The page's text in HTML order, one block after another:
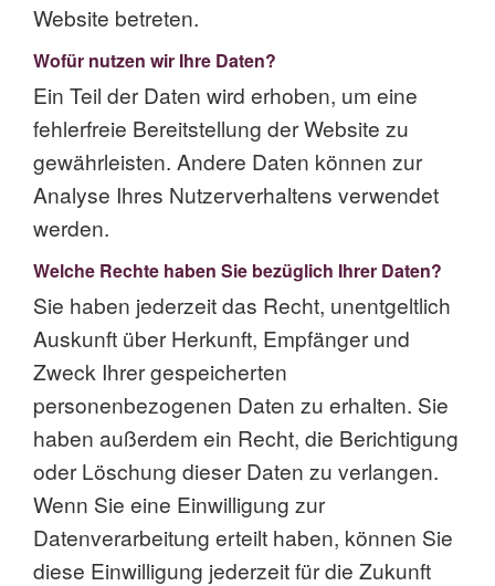
Website betreten.
Wofür nutzen wir Ihre Daten?
Ein Teil der Daten wird erhoben, um eine
fehlerfreie Bereitstellung der Website zu
gewährleisten. Andere Daten können zur
Analyse Ihres Nutzerverhaltens verwendet
werden.
Welche Rechte haben Sie bezüglich Ihrer Daten?
Sie haben jederzeit das Recht, unentgeltlich
Auskunft über Herkunft, Empfänger und
Zweck Ihrer gespeicherten
personenbezogenen Daten zu erhalten. Sie
haben außerdem ein Recht, die Berichtigung
oder Löschung dieser Daten zu verlangen.
Wenn Sie eine Einwilligung zur
Datenverarbeitung erteilt haben, können Sie
diese Einwilligung jederzeit für die Zukunft